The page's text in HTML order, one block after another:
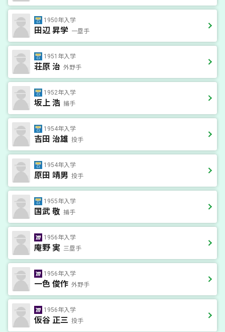
1950年入学
田辺 昇学 一塁手
1951年入学
荘原 治 外野手
1952年入学
坂上 浩 捕手
1954年入学
吉田 治雄 投手
1954年入学
原田 靖男 投手
1955年入学
国武 敬 捕手
1956年入学
庵野 実 三塁手
1956年入学
一色 俊作 外野手
1956年入学
仮谷 正三 投手